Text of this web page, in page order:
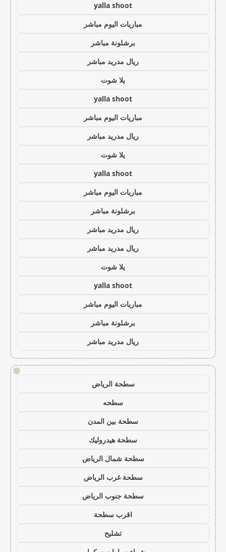
yalla shoot
مباريات اليوم مباشر
برشلونة مباشر
ريال مدريد مباشر
يلا شوت
yalla shoot
مباريات اليوم مباشر
ريال مدريد مباشر
يلا شوت
yalla shoot
مباريات اليوم مباشر
برشلونة مباشر
ريال مدريد مباشر
ريال مدريد مباشر
يلا شوت
yalla shoot
مباريات اليوم مباشر
برشلونة مباشر
ريال مدريد مباشر
!
سطحة الرياض
سطحه
سطحة بين المدن
سطحة هيدروليك
سطحة شمال الرياض
سطحة غرب الرياض
سطحة جنوب الرياض
اقرب سطحة
تشليح